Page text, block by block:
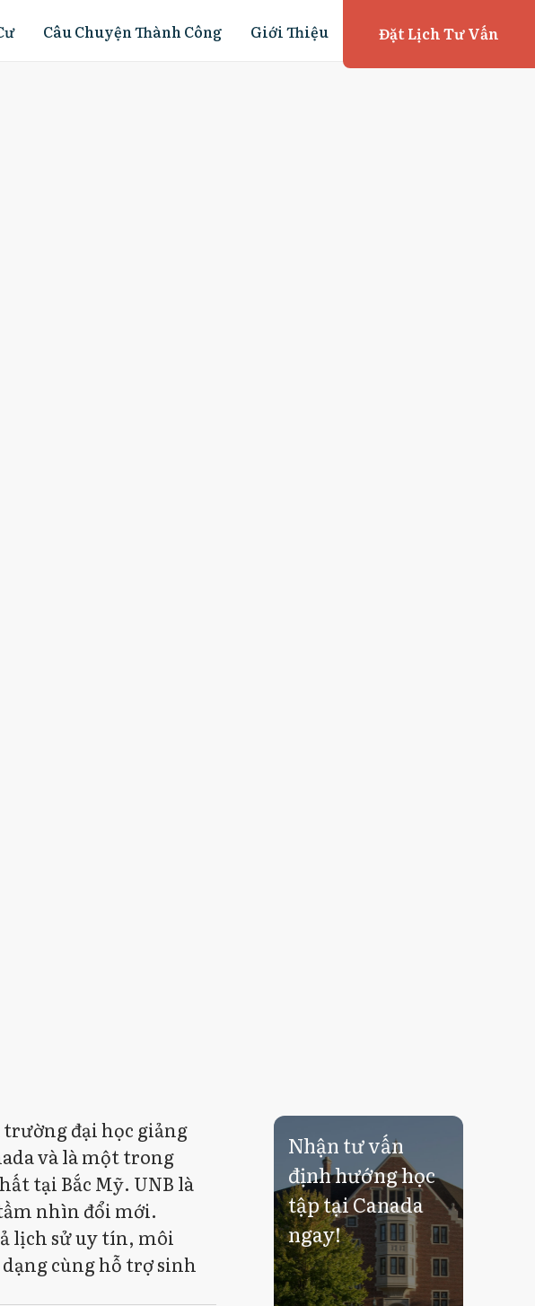
Câu Chuyện Thành Công Giới Thiệu Đặt Lịch Tư Vấn
đại học giảng
và là một trong
tại Bắc Mỹ. UNB là
nhìn đổi mới.
lịch sử uy tín, môi
cùng hỗ trợ sinh
Nhận tư vấn
định hướng học
tập tại Canada
ngay!